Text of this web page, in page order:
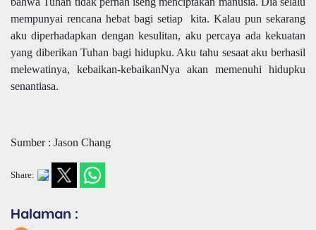
mempunyai rencana hebat bagi setiap kita. Kalau pun sekarang
aku diperhadapkan dengan kesulitan, aku percaya ada kekuatan
yang diberikan Tuhan bagi hidupku. Aku tahu sesaat aku berhasil
melewatinya, kebaikan-kebaikanNya akan memenuhi hidupku
senantiasa.
Sumber : Jason Chang
Share:
Halaman :